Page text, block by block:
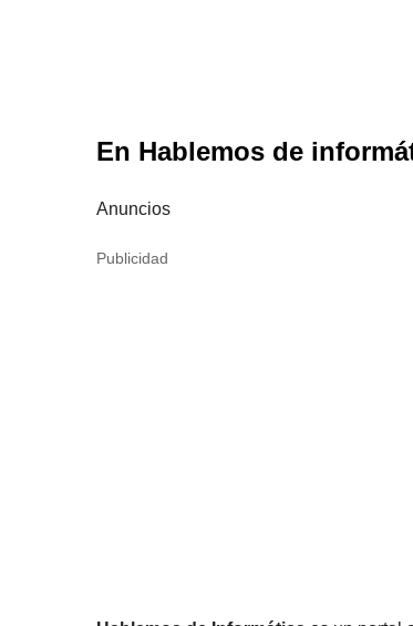
En Hablemos de
Anuncios
Publicidad